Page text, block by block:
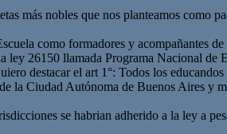
más nobles que nos planteamos como
como formadores y acompañantes
ley 26150 llamada Programa Nacional de
destacar el art 1°: Todos los
la Ciudad Autónoma de Buenos Aires y
se habrian adherido a la ley a